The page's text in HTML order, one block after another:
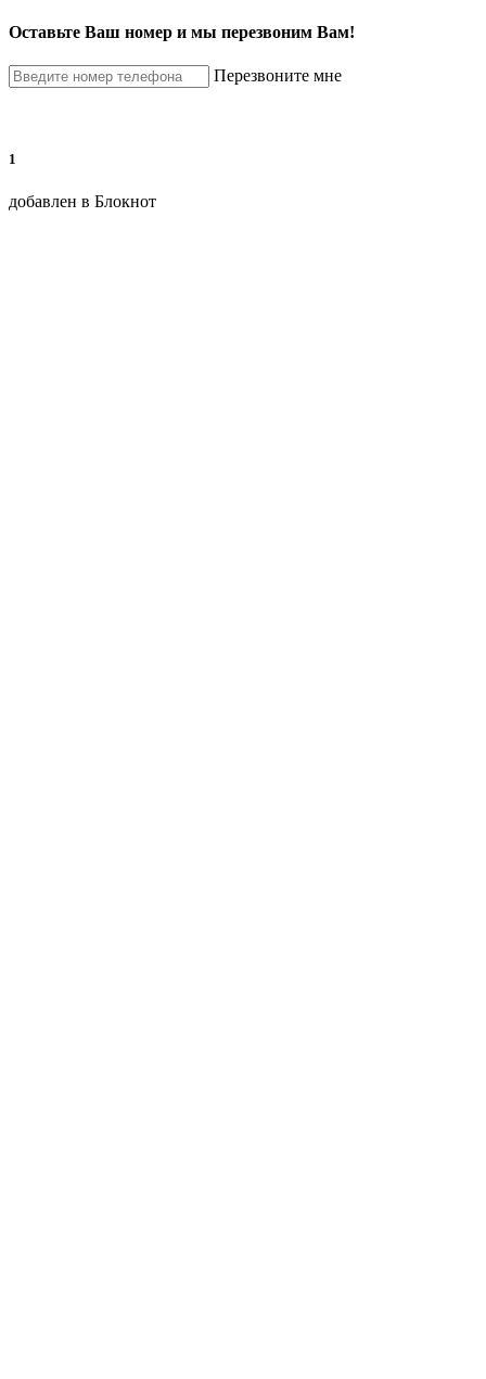
Оставьте Ваш номер и мы перезвоним Вам!
Перезвоните мне
1
добавлен в Блокнот